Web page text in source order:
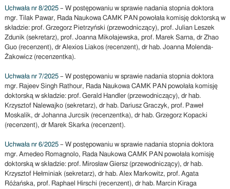
Uchwała nr 8/2025– W postępowaniu w sprawie nadania stopnia doktora
mgr. Tilak Pawar, Rada Naukowa CAMK PAN powołała komisję doktorską w
składzie: prof. Grzegorz Pietrzyński (przewodniczący), prof. Julian Leszek
Zdunik (sekretarz), prof. Joanna Mikołajewska, prof. Marek Sarna, dr Zhao
Guo (recenzent), dr Alexios Liakos (recenzent), dr hab. Joanna Molenda-
Żakowicz (recenzentka).
Uchwała nr 7/2025– W postępowaniu w sprawie nadania stopnia doktora
mgr. Rajeev Singh Rathour, Rada Naukowa CAMK PAN powołała komisję
doktorską w składzie: prof. Gerald Handler (przewodniczący), dr hab.
Krzysztof Nalewajko (sekretarz), dr hab. Dariusz Graczyk, prof. Paweł
Moskalik, dr Johanna Jurcsik (recenzentka), dr hab. Grzegorz Kopacki
(recenzent), dr Marek Skarka (recenzent).
Uchwała nr 6/2025– W postępowaniu w sprawie nadania stopnia doktora
mgr. Amedeo Romagnolo, Rada Naukowa CAMK PAN powołała komisję
doktorską w składzie: prof. Mirosław Giersz (przewodniczący), dr hab.
Krzysztof Hełminiak (sekretarz), dr hab. Alex Markowitz, prof. Agata
Różańska, prof. Raphael Hirschi (recenzent), dr hab. Marcin Kiraga